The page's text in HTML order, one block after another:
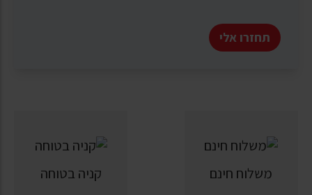
תחזרו אלי
משלוח חינם קניה בטוחה